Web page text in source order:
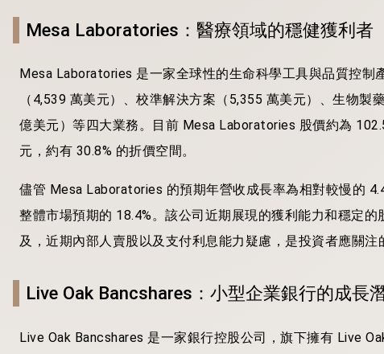
Mesa Laboratories：醫療領域的穩健獲利者
Mesa Laboratories 是一家全球性的生命科學工具與品質控
（4,539 萬美元）、校準解決方案（5,355 萬美元）、生物
億美元）等四大業務。目前 Mesa Laboratories 股價約為
元，約有 30.8% 的折價空間。
儘管 Mesa Laboratories 的預期年營收成長率為相對較慢的
整體市場預期的 18.4%。該公司近期展現的獲利能力和穩定
及，近期內部人賣股以及支付利息能力疑慮，是投資者應關注
Live Oak Bancshares：小型企業銀行的成長
Live Oak Bancshares 是一家銀行控股公司，旗下擁有 Live